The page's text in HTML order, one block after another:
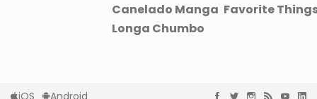
Canelado Manga
Longa Chumbo
Favorite
iOS Android